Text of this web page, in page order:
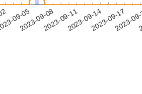
09-05
2023-09-082023-09-112023-09-142023-09-17
2023-